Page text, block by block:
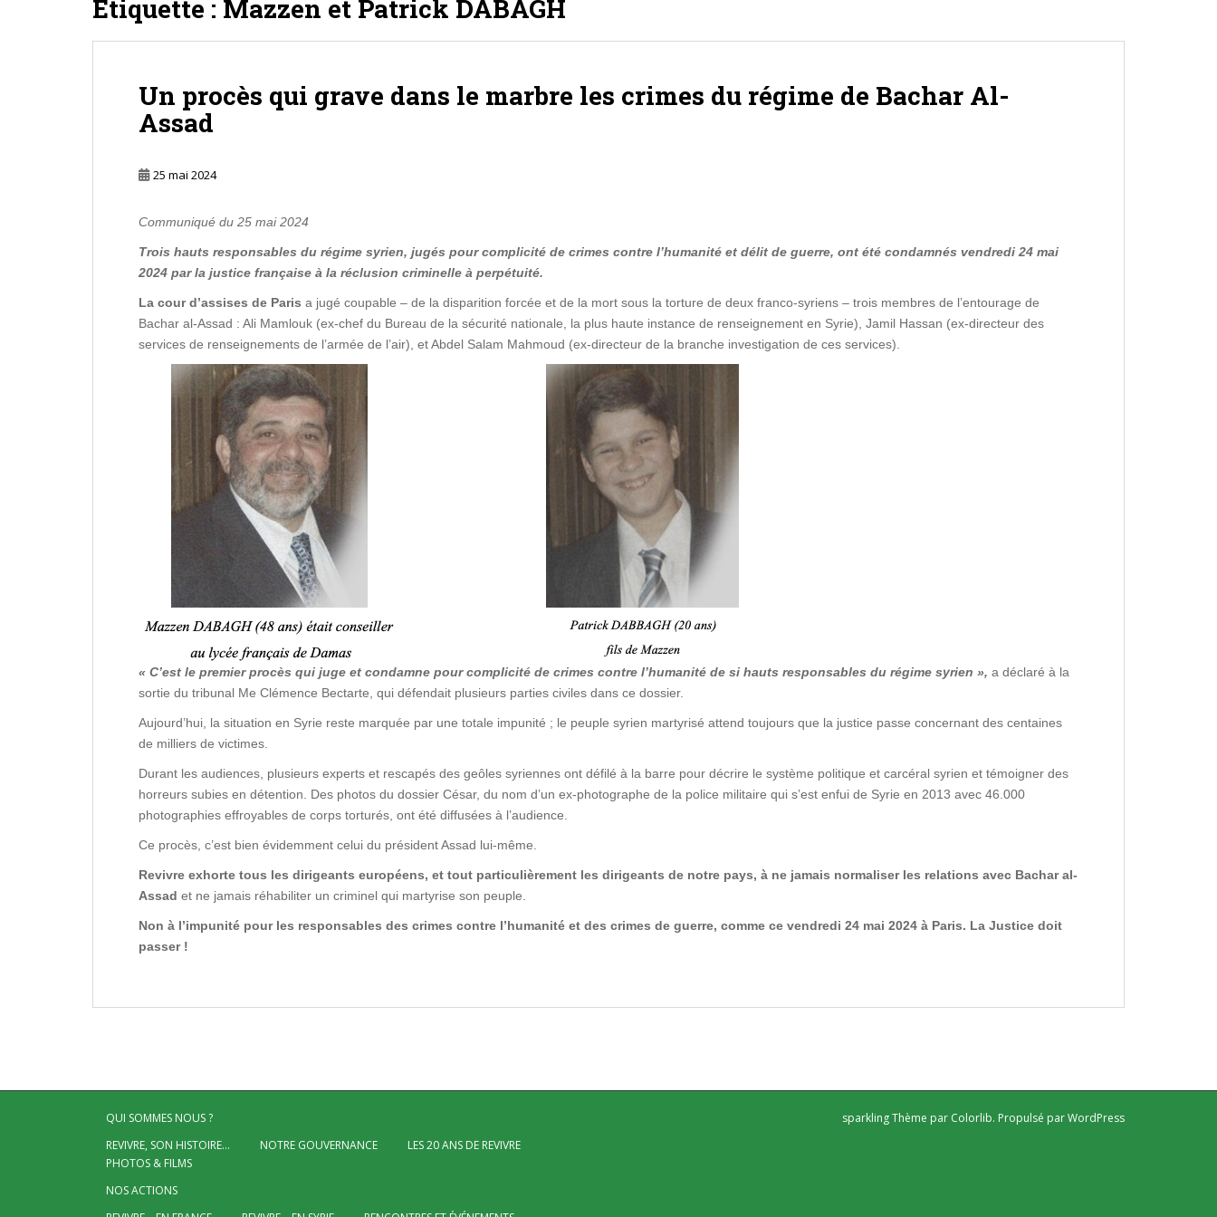
Étiquette : Mazzen et Patrick DABAGH
Un procès qui grave dans le marbre les crimes du régime de Bachar Al-
Assad
25 mai 2024
Communiqué du 25 mai 2024
Trois hauts responsables du régime syrien, jugés pour complicité de crimes contre l’humanité et délit de guerre, ont été condamnés vendredi 24 mai
2024 par la justice française à la réclusion criminelle à perpétuité.
La cour d’assises de Paris a jugé coupable – de la disparition forcée et de la mort sous la torture de deux franco-syriens – trois membres de l’entourage de
Bachar al-Assad : Ali Mamlouk (ex-chef du Bureau de la sécurité nationale, la plus haute instance de renseignement en Syrie), Jamil Hassan (ex-directeur des
services de renseignements de l’armée de l’air), et Abdel Salam Mahmoud (ex-directeur de la branche investigation de ces services).
« C’est le premier procès qui juge et condamne pour complicité de crimes contre l’humanité de si hauts responsables du régime syrien », a déclaré à la
sortie du tribunal Me Clémence Bectarte, qui défendait plusieurs parties civiles dans ce dossier.
Aujourd’hui, la situation en Syrie reste marquée par une totale impunité ; le peuple syrien martyrisé attend toujours que la justice passe concernant des centaines
de milliers de victimes.
Durant les audiences, plusieurs experts et rescapés des geôles syriennes ont défilé à la barre pour décrire le système politique et carcéral syrien et témoigner des
horreurs subies en détention. Des photos du dossier César, du nom d’un ex-photographe de la police militaire qui s’est enfui de Syrie en 2013 avec 46.000
photographies effroyables de corps torturés, ont été diffusées à l’audience.
Ce procès, c’est bien évidemment celui du président Assad lui-même.
Revivre exhorte tous les dirigeants européens, et tout particulièrement les dirigeants de notre pays, à ne jamais normaliser les relations avec Bachar al-
Assad et ne jamais réhabiliter un criminel qui martyrise son peuple.
Non à l’impunité pour les responsables des crimes contre l’humanité et des crimes de guerre, comme ce vendredi 24 mai 2024 à Paris. La Justice doit
passer !
QUI SOMMES NOUS ?
REVIVRE, SON HISTOIRE…
NOTRE GOUVERNANCE
LES 20 ANS DE REVIVRE
PHOTOS & FILMS
NOS ACTIONS
sparkling Thème par Colorlib. Propulsé parWordPress